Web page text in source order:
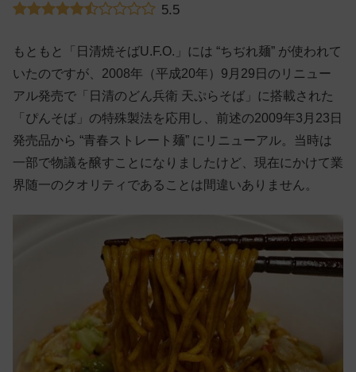
5.5
もともと「日清焼そばU.F.O.」には “ちぢれ麺” が使われて
いたのですが、2008年（平成20年）9月29日のリニュー
アル発売で「日清のどん兵衛 天ぷらそば」に搭載された
「ぴんそば」の特殊製法を応用し、前述の2009年3月23日
発売品から “青春ストレート麺” にリニューアル。当時は
一部で物議を醸すことになりましたけど、現在にかけて業
界随一のクオリティであることは間違いありません。